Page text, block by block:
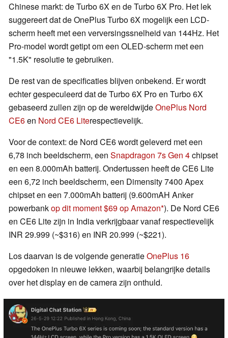
Chinese markt: de Turbo 6X en de Turbo 6X Pro. Het lek
suggereert dat de OnePlus Turbo 6X mogelijk een LCD-
scherm heeft met een verversingssnelheid van 144Hz. Het
Pro-model wordt getipt om een OLED-scherm met een
"1.5K" resolutie te gebruiken.
De rest van de specificaties blijven onbekend. Er wordt
echter gespeculeerd dat de Turbo 6X Pro en Turbo 6X
gebaseerd zullen zijn op de wereldwijdeOnePlus Nord
CE6en Nord CE6 Literespectievelijk.
Voor de context: de Nord CE6 wordt geleverd met een
6,78 inch beeldscherm, een Snapdragon 7s Gen 4chipset
en een 8.000mAh batterij. Ondertussen heeft de CE6 Lite
een 6,72 inch beeldscherm, een Dimensity 7400 Apex
chipset en een 7.000mAh batterij (9.600mAH Anker
powerbankop dit moment $69 op Amazon ). De Nord CE6
en CE6 Lite zijn in India verkrijgbaar vanaf respectievelijk
INR 29.999 (~$316) en INR 20.999 (~$221).
Los daarvan is de volgende generatieOnePlus 16
opgedoken in nieuwe lekken, waarbij belangrijke details
over het display en de camera zijn onthuld.